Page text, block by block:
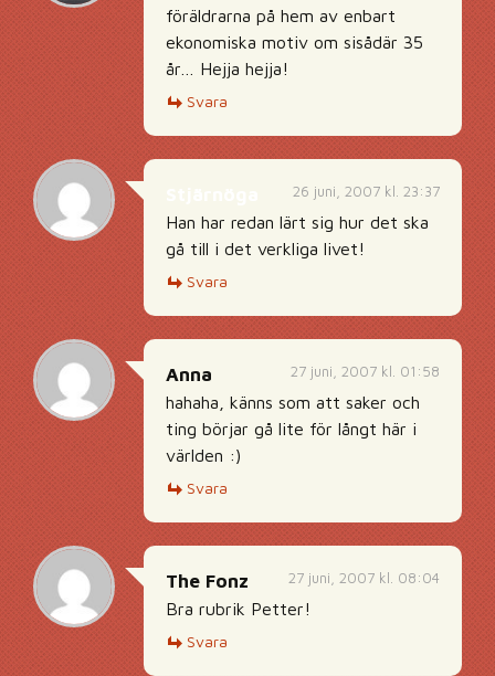
föräldrarna på hem av enbart
ekonomiska motiv om sisådär 35
år… Hejja hejja!
Svara
26 juni, 2007 kl. 23:37
Han har redan lärt sig hur det ska
gå till i det verkliga livet!
Svara
27 juni, 2007 kl. 01:58
Anna
hahaha, känns som att saker och
ting börjar gå lite för långt här i
världen :)
Svara
27 juni, 2007 kl. 08:04
The Fonz
Bra rubrik Petter!
Svara